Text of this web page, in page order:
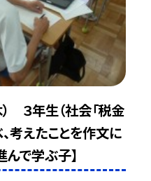
） ３年生（社会「税金
考えたことを作文に
んで学ぶ子】